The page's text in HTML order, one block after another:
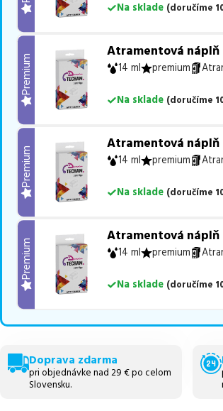
Na sklade (doručíme
Premium
Atramentová náplň
14 ml premium
Na sklade (doručíme
Premium
Atramentová náplň
14 ml premium
Na sklade (doručíme
Premium
Atramentová náplň
14 ml premium
Na sklade (doručíme
Doprava zdarma
pri objednávke nad 29 € po celom
Slovensku.